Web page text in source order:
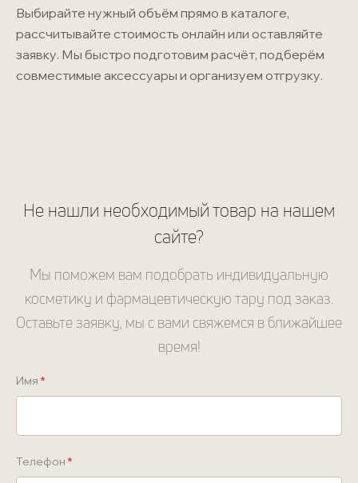
Выбирайте нужный объём прямо в каталоге,
рассчитывайте стоимость онлайн или оставляйте
заявку. Мы быстро подготовим расчёт, подберём
совместимые аксессуары и организуем отгрузку.
Не нашли необходимый товар на нашем
сайте?
Мы поможем вам подобрать индивидуальную
косметику и фармацевтическую тару под заказ.
Оставьте заявку, мы с вами свяжемся в ближайшее
время!
Имя
Телефон